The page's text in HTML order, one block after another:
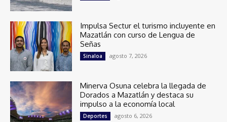
Impulsa Sectur el turismo incluyente en
Mazatlán con curso de Lengua de
Señas
Sinaloa agosto 7, 2026
Minerva Osuna celebra la llegada de
Dorados a Mazatlán y destaca su
impulso a la economía local
Deportes agosto 6, 2026